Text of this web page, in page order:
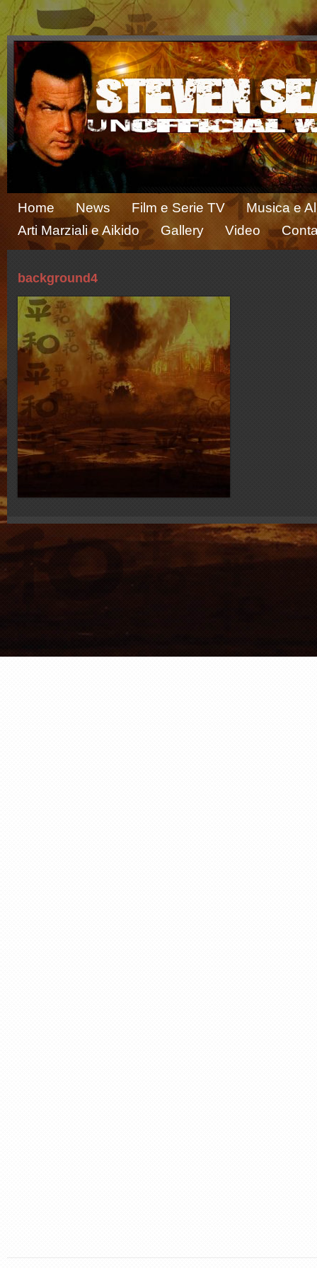
Home News Film e Serie TV
Musica e
Arti Marziali e Aikido
Gallery Video
background4